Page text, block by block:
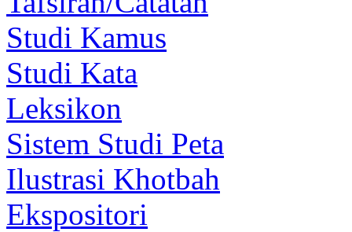
Studi Kamus
Studi Kata
Leksikon
Sistem Studi Peta
Ilustrasi Khotbah
Ekspositori